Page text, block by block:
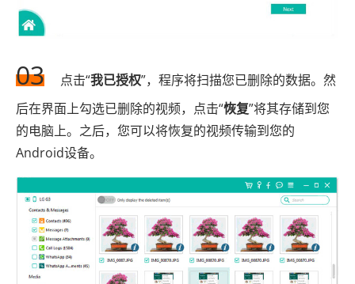
03 点击“我已授权”，程序将扫描您已删除的数据。然
后在界面上勾选已删除的视频，点击“恢复”将其存储到您
的电脑上。之后，您可以将恢复的视频传输到您的
Android设备。